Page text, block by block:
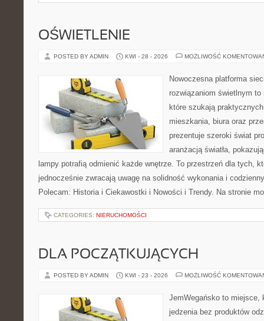
OŚWIETLENIE
POSTED BY ADMIN KWI - 28 - 2026 MOŻLIWOŚĆ
Nowoczesna platforma
rozwiązaniom świetlnym
które szukają
mieszkania, biura oraz
prezentuje szeroki świat
aranżacją światła,
lampy potrafią odmienić każde wnętrze. To przestrzeń dla tych,
jednocześnie zwracają uwagę na solidność wykonania i
Polecam: Historia i Ciekawostki i Nowości i Trendy. Na stronie
CATEGORIES: NIERUCHOMOŚCI
DLA POCZĄTKUJĄCYCH
POSTED BY ADMIN KWI - 23 - 2026 MOŻLIWOŚĆ
JemWegańsko to miejsce,
jedzenia bez produktów